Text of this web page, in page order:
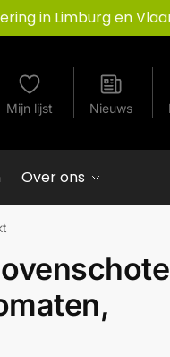
in Limburg en
Mijn lijst Nieuws
Over ons